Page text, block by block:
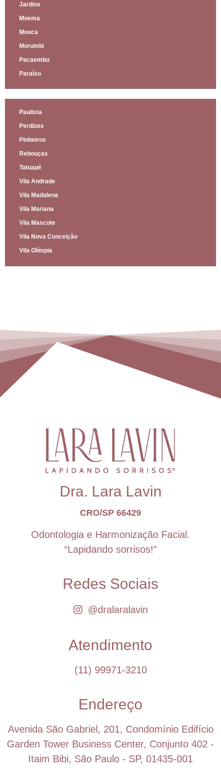
Jardins
Moema
Mooca
Morumbi
Pacaembu
Paraíso
Paulista
Perdizes
Pinheiros
Rebouças
Tatuapé
Vila Andrade
Vila Madalena
Vila Mariana
Vila Mascote
Vila Nova Conceição
Vila Olímpia
Dra. Lara Lavin
CRO/SP 66429
Odontologia e Harmonização Facial.
“Lapidando sorrisos!”
Redes Sociais
@dralaralavin
Atendimento
(11) 99971-3210
Endereço
Avenida São Gabriel, 201, Condomínio Edifício
Garden Tower Business Center, Conjunto 402 -
Itaim Bibi, São Paulo - SP, 01435-001